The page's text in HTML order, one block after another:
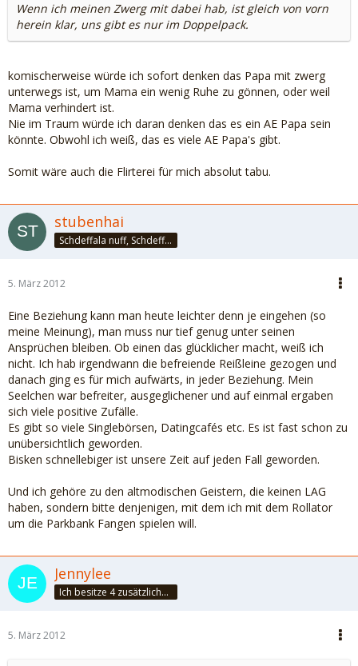
Wenn ich meinen Zwerg mit dabei hab, ist gleich von vorn
herein klar, uns gibt es nur im Doppelpack.
komischerweise würde ich sofort denken das Papa mit zwerg
unterwegs ist, um Mama ein wenig Ruhe zu gönnen, oder weil
Mama verhindert ist.
Nie im Traum würde ich daran denken das es ein AE Papa sein
könnte. Obwohl ich weiß, das es viele AE Papa's gibt.
Somit wäre auch die Flirterei für mich absolut tabu.
stubenhai
Schdeffala nuff, Schdeffala nah
5. März 2012
Eine Beziehung kann man heute leichter denn je eingehen (so
meine Meinung), man muss nur tief genug unter seinen
Ansprüchen bleiben. Ob einen das glücklicher macht, weiß ich
nicht. Ich hab irgendwann die befreiende Reißleine gezogen und
danach ging es für mich aufwärts, in jeder Beziehung. Mein
Seelchen war befreiter, ausgeglichener und auf einmal ergaben
sich viele positive Zufälle.
Es gibt so viele Singlebörsen, Datingcafés etc. Es ist fast schon zu
unübersichtlich geworden.
Bisken schnellebiger ist unsere Zeit auf jeden Fall geworden.
Und ich gehöre zu den altmodischen Geistern, die keinen LAG
haben, sondern bitte denjenigen, mit dem ich mit dem Rollator
um die Parkbank Fangen spielen will.
Jennylee
Ich besitze 4 zusätzliche Sinne: Unsinn, Blödsinn, Schwachsinn & Wahnsinn
5. März 2012